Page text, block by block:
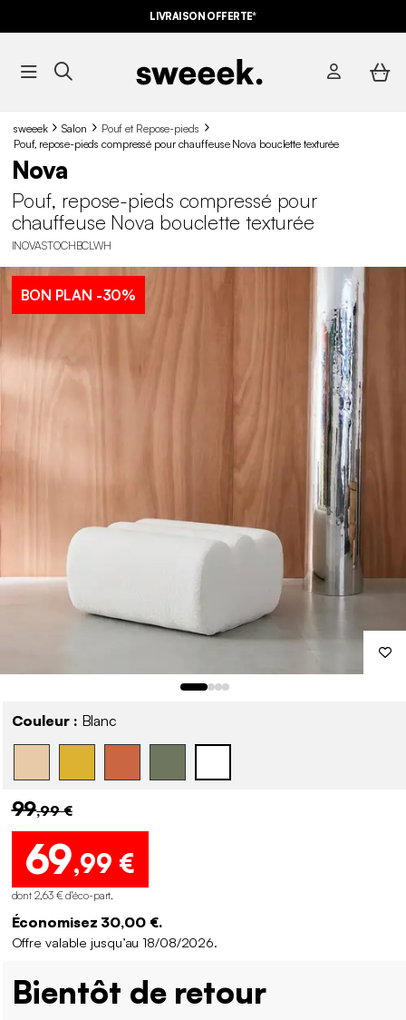
LIVRAISON OFFERTE*
sweeek Salon
Pouf et Repose-pieds
Pouf, repose-pieds compressé pour chauffeuse Nova bouclette texturée
Nova
Pouf, repose-pieds compressé pour
chauffeuse Nova bouclette texturée
INOVASTOCHBCLWH
BON PLAN -30%
Couleur : Blanc
99,99 €
69,99 €
dont 2,63 € d'éco-part.
Économisez 30,00 €.
Offre valable jusqu’au 18/08/2026.
Bientôt de retour